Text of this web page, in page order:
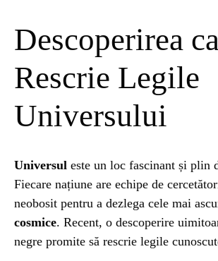
Descoperirea
Rescrie Legile
Universului
Universul este un loc fascinant și plin
Fiecare națiune are echipe de
neobosit pentru a dezlega cele mai
cosmice. Recent, o descoperire
negre promite să rescrie legile